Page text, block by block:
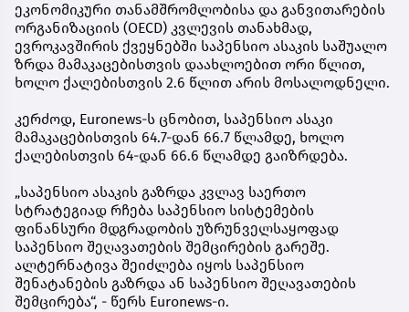
ეკონომიკური თანამშრომლობისა და განვითარების
ორგანიზაციის (OECD) კვლევის თანახმად,
ევროკავშირის ქვეყნებში საპენსიო ასაკის საშუალო
ზრდა მამაკაცებისთვის დაახლოებით ორი წლით,
ხოლო ქალებისთვის 2.6 წლით არის მოსალოდნელი.
კერძოდ, Euronews-ს ცნობით, საპენსიო ასაკი
მამაკაცებისთვის 64.7-დან 66.7 წლამდე, ხოლო
ქალებისთვის 64-დან 66.6 წლამდე გაიზრდება.
„საპენსიო ასაკის გაზრდა კვლავ საერთო
სტრატეგიად რჩება საპენსიო სისტემების
ფინანსური მდგრადობის უზრუნველსაყოფად
საპენსიო შეღავათების შემცირების გარეშე.
ალტერნატივა შეიძლება იყოს საპენსიო
შენატანების გაზრდა ან საპენსიო შეღავათების
შემცირება“, - წერს Euronews-ი.